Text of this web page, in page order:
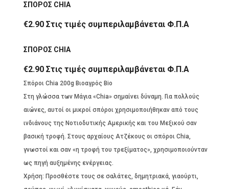
ΣΠΟΡΟΣ CHIA
€2.90 Στις τιμές συμπεριλαμβάνεται Φ.Π.Α
ΣΠΟΡΟΣ CHIA
€2.90 Στις τιμές συμπεριλαμβάνεται Φ.Π.Α
Σπόροι Chia 200g Βιοαγρός Bio
Στη γλώσσα των Μάγια «Chia» σημαίνει δύναμη. Για πολλούς
αιώνες, αυτοί οι μικροί σπόροι χρησιμοποιήθηκαν από τους
ινδιάνους της Νοτιοδυτικής Αμερικής και του Μεξικού σαν
βασική τροφή. Στους αρχαίους Ατζέκους οι σπόροι Chia,
γνωστοί και σαν «η τροφή του τρεξίματος», χρησιμοποιούνταν
ως πηγή αυξημένης ενέργειας.
Χρήση: Προσθέστε τους σε σαλάτες, δημητριακά, γιαούρτι,